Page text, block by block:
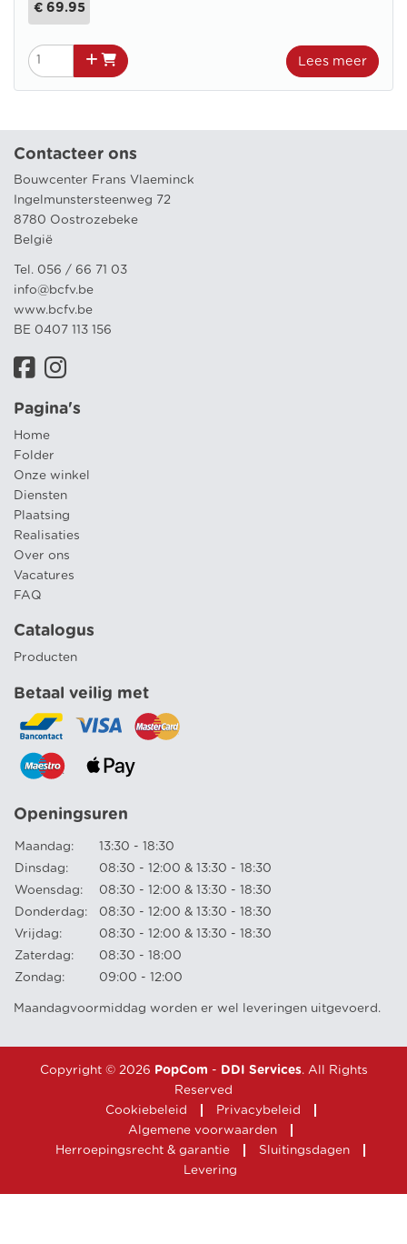
€ 69.95
Lees meer
Contacteer ons
Bouwcenter Frans Vlaeminck
Ingelmunstersteenweg 72
8780 Oostrozebeke
België
Tel. 056 / 66 71 03
info@bcfv.be
www.bcfv.be
BE 0407 113 156
Pagina's
Home
Folder
Onze winkel
Diensten
Plaatsing
Realisaties
Over ons
Vacatures
FAQ
Catalogus
Producten
Betaal veilig met
Openingsuren
Maandag:
13:30 - 18:30
Dinsdag:
08:30 - 12:00 & 13:30 - 18:30
Woensdag:
08:30 - 12:00 & 13:30 - 18:30
Donderdag:
08:30 - 12:00 & 13:30 - 18:30
Vrijdag:
08:30 - 12:00 & 13:30 - 18:30
Zaterdag:
08:30 - 18:00
Zondag:
09:00 - 12:00
Maandagvoormiddag worden er wel leveringen uitgevoerd.
Copyright © 2026 PopCom - DDI Services. All Rights
Reserved
Cookiebeleid
Privacybeleid
Algemene voorwaarden
Herroepingsrecht & garantie
Sluitingsdagen
Levering